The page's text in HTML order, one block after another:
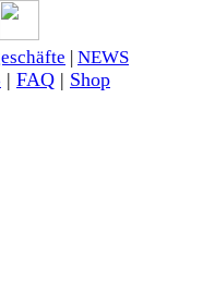
NEWS
| FAQ | Shop